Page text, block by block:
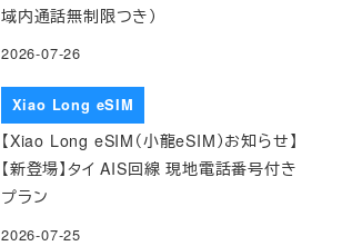
域内通話無制限つき）
2026-07-26
Xiao Long eSIM
【Xiao Long eSIM（小龍eSIM）お知らせ】
【新登場】タイ AIS回線 現地電話番号付き
プラン
2026-07-25